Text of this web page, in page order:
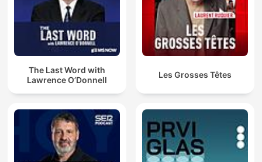
The Last Word with
Lawrence O’Donnell
Les Grosses Têtes